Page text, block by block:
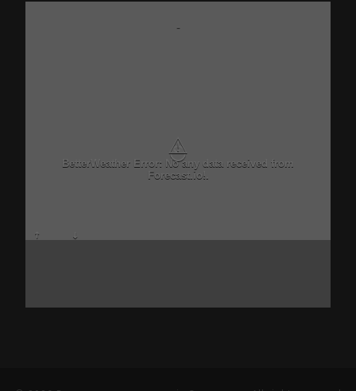
-
⚠
BetterWeather Error: No any data received from
Forecast.io!.